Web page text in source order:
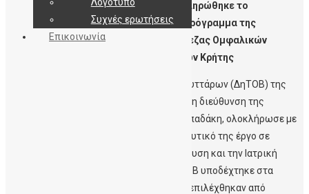
Ekriti.gr – Ολοκληρώθηκε το
Εκπαιδευτικό Πρόγραμμα της
Δημόσιας Τράπεζας Ομφαλικών
Βλαστοκυττάρων Κρήτης
Η Δημόσια Τράπεζα Ομφαλικών Βλαστοκυττάρων (ΔηΤΟΒ) της
Αιματολογικής Κλινικής του ΠαΓΝΗ, υπό τη διεύθυνση της
Καθηγήτριας Αιματολογίας Δρ Ελένης Παπαδάκη, ολοκλήρωσε με
επιτυχία για 3η συνεχή χρονιά το εκπαιδευτικό της έργο σε
συνεργασία με τη Δευτεροβάθμια Εκπαίδευση και την Ιατρική
Σχολή του Πανεπιστημίου Κρήτης. Η ΔηΤΟΒ υποδέχτηκε στα
Εργαστήριά της τέσσερις μαθήτριες που επιλέχθηκαν από
Συχνές ερωτήσεις
Επικοινωνία